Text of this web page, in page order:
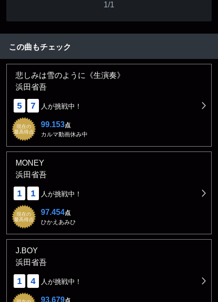
1/1
この曲もチェック
悲しみは雪のように《生演奏》
浜田省吾
5 7 人が挑戦中！
現在の
最高得点
99.153点
カルマ動画休み中
MONEY
浜田省吾
1 1 人が挑戦中！
現在の
最高得点
97.454点
ひかえあみひ
J.BOY
浜田省吾
1 4 人が挑戦中！
93.679点